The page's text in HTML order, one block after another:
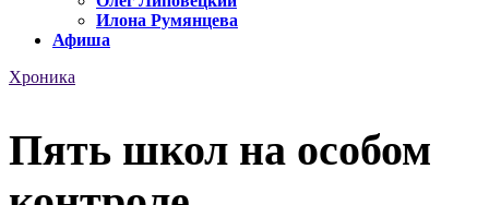
Илона Румянцева
Афиша
Хроника
Пять школ на особом